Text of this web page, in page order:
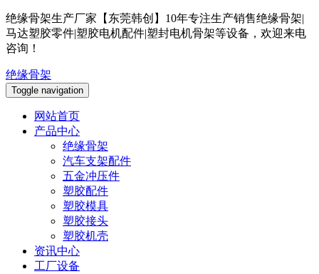
绝缘骨架生产厂家【东莞韩创】10年专注生产销售绝缘骨架|
马达塑胶零件|塑胶电机配件|塑封电机骨架等设备，欢迎来电
咨询！
绝缘骨架
Toggle navigation
网站首页
产品中心
绝缘骨架
汽车支架配件
五金冲压件
塑胶配件
塑胶模具
塑胶接头
塑胶机壳
资讯中心
工厂设备